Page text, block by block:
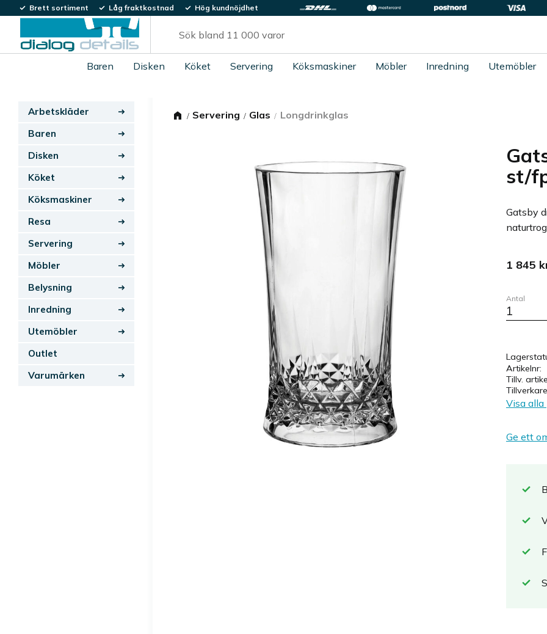
Brett sortiment Låg fraktkostnad Hög kundnöjdhet
Baren Disken Köket Servering Köksmaskiner Möbler Inredning Utemöbler
Servering Glas Longdrinkglas
st/
Gatsby
1 845
Antal
Artikelnr
Tillv.
Tillverkare
Visa
Ge ett
Arbetskläder
Baren
Disken
Köket
Köksmaskiner
Resa
Servering
Möbler
Belysning
Inredning
Utemöbler
Outlet
Varumärken